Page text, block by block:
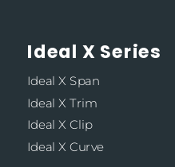
Ideal X Series
Ideal X Span
Ideal X Trim
Ideal X Clip
Ideal X Curve